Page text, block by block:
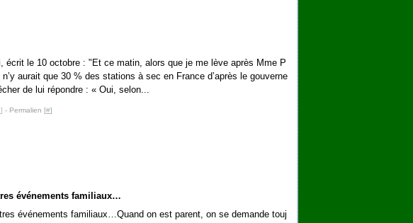
écrit le 10 octobre : "Et ce matin, alors que je me lève après Mme P
n’y aurait que 30 % des stations à sec en France d’après le gouverne
de lui répondre : « Oui, selon...
] - Permalien [#]
événements familiaux…
Quand on est parent, on se demande touj